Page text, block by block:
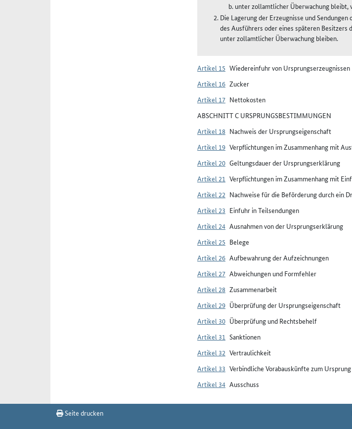
unter zollamtlicher Überwachung bleibt,
Die Lagerung der Erzeugnisse und
des Ausführers oder eines späteren Besitzers
unter zollamtlicher Überwachung bleiben.
Artikel 15 Wiedereinfuhr von Ursprungserzeugnissen
Artikel 16 Zucker
Artikel 17 Nettokosten
ABSCHNITT C URSPRUNGSBESTIMMUNGEN
Artikel 18 Nachweis der Ursprungseigenschaft
Artikel 19 Verpflichtungen im Zusammenhang mit
Artikel 20 Geltungsdauer der Ursprungserklärung
Artikel 21 Verpflichtungen im Zusammenhang mit
Artikel 22 Nachweise für die Beförderung durch ein
Artikel 23 Einfuhr in Teilsendungen
Artikel 24 Ausnahmen von der Ursprungserklärung
Artikel 25 Belege
Artikel 26 Aufbewahrung der Aufzeichnungen
Artikel 27 Abweichungen und Formfehler
Artikel 28 Zusammenarbeit
Artikel 29 Überprüfung der Ursprungseigenschaft
Artikel 30 Überprüfung und Rechtsbehelf
Artikel 31 Sanktionen
Artikel 32 Vertraulichkeit
Artikel 33 Verbindliche Vorabauskünfte zum Ursprung
Artikel 34 Ausschuss
Seite drucken